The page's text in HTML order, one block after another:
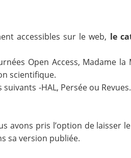
accessibles sur le web, le
Open Access, Madame la
scientifique.
-HAL, Persée ou
avons pris l’option de laisser
sa version publiée.